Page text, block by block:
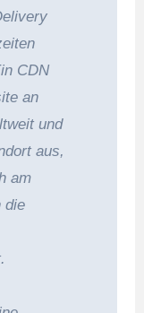
CDN
an
und
aus,
am
die